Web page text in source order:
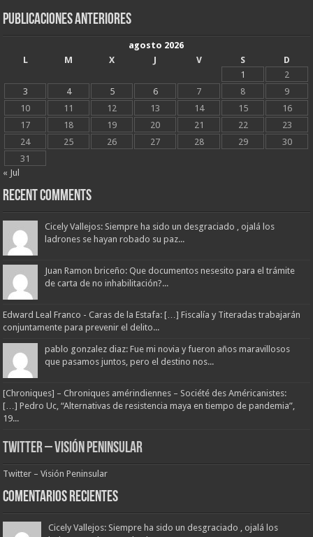
Publicaciones Anteriores
agosto 2026
L
M X J V S
D
1
2
3
4 5 6 7 8
9
10
11 12 13 14 15
16
17
18 19 20 21 22
23
24
25 26 27 28 29
30
31
« Jul
Recent Comments
Cicely Vallejos: Siempre ha sido un desgraciado , ojalá los
ladrones se hayan robado su paz...
Juan Ramon briceño: Que documentos nesesito para el trámite
de carta de no inhabilitación?...
Edward Leal Franco - Caras de la Estafa: […] Fiscalía y Titeradas trabajarán
conjuntamente para prevenir el delito...
pablo gonzalez diaz: Fue mi novia y fueron años maravillosos
que pasamos juntos, pero el destino nos...
[Chroniques] – Chroniques amérindiennes – Société des Américanistes:
[…] Pedro Uc, “Alternativas de resistencia maya en tiempo de pandemia”,
19...
Twitter – Visión Peninsular
Twitter – Visión Peninsular
Comentarios Recientes
Cicely Vallejos: Siempre ha sido un desgraciado , ojalá los